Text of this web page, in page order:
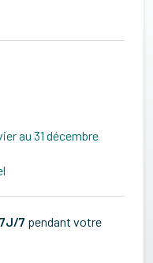
au 31 décembre
7 pendant votre